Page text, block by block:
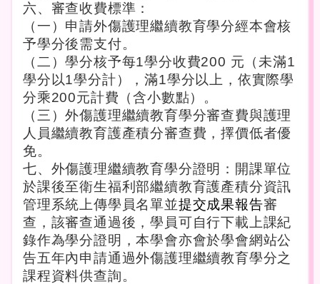
六、審查收費標準：
（一）申請外傷護理繼續教育學分經本會核
予學分後需支付。
（二）學分核予每1學分收費200 元（未滿1
學分以1學分計），滿1學分以上，依實際學
分乘200元計費（含小數點）。
（三）外傷護理繼續教育學分審查費與護理
人員繼續教育護產積分審查費，擇價低者優
免。
七、外傷護理繼續教育學分證明：開課單位
於課後至衛生福利部繼續教育護產積分資訊
管理系統上傳學員名單並提交成果報告審
查，該審查通過後，學員可自行下載上課紀
錄作為學分證明，本學會亦會於學會網站公
告五年內申請通過外傷護理繼續教育學分之
課程資料供查詢。